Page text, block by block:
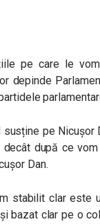
pe care le
depinde
pe Nicușor
după ce
Dan.
stabilit clar este
bazat clar pe o